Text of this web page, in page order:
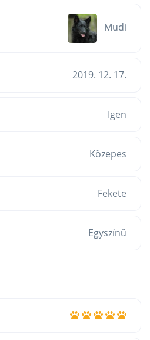
Mudi
2019. 12. 17.
Igen
Közepes
Fekete
Egyszínű